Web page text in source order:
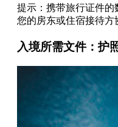
提示：携带旅行证件
您的房东或住宿接待方
入境所需文件：护